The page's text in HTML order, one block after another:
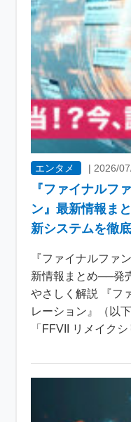
エンタメ | 2026/
『ファイナルフ
ン』最新情報ま
新システムを徹
『ファイナルファ
新情報まとめ──発
やさしく解説 『フ
レーション』（以
「FFVII リメイク